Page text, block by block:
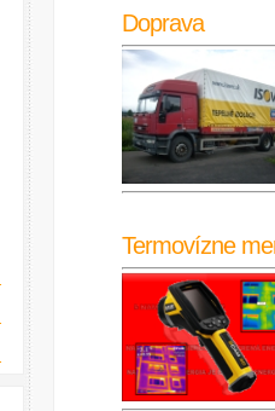
Doprava
Termovízne